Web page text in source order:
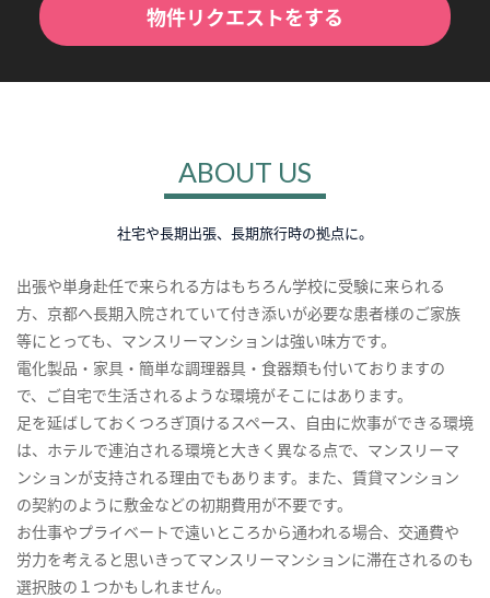
物件リクエストをする
ABOUT US
社宅や長期出張、長期旅行時の拠点に。
出張や単身赴任で来られる方はもちろん学校に受験に来られる
方、京都へ長期入院されていて付き添いが必要な患者様のご家族
等にとっても、マンスリーマンションは強い味方です。
電化製品・家具・簡単な調理器具・食器類も付いておりますの
で、ご自宅で生活されるような環境がそこにはあります。
足を延ばしておくつろぎ頂けるスペース、自由に炊事ができる環境
は、ホテルで連泊される環境と大きく異なる点で、マンスリーマ
ンションが支持される理由でもあります。また、賃貸マンション
の契約のように敷金などの初期費用が不要です。
お仕事やプライベートで遠いところから通われる場合、交通費や
労力を考えると思いきってマンスリーマンションに滞在されるのも
選択肢の１つかもしれません。